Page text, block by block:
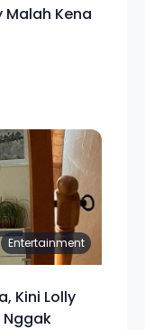
Malah Kena
Entertainment
Kini Lolly
Nggak